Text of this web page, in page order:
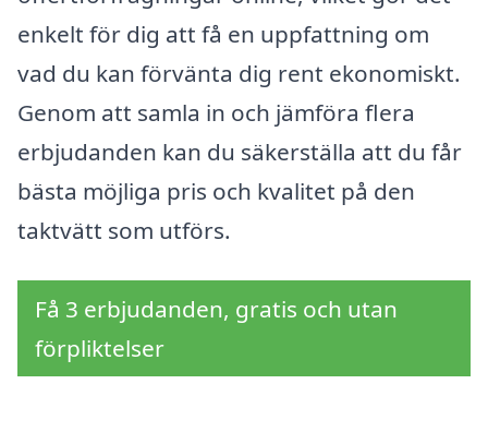
enkelt för dig att få en uppfattning om
vad du kan förvänta dig rent ekonomiskt.
Genom att samla in och jämföra flera
erbjudanden kan du säkerställa att du får
bästa möjliga pris och kvalitet på den
taktvätt som utförs.
Få 3 erbjudanden, gratis och utan
förpliktelser